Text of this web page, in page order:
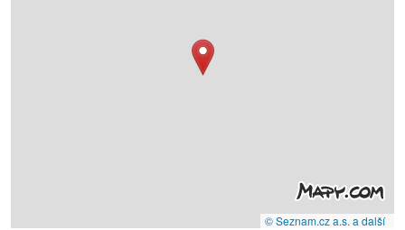
© Seznam.cz a.s. a další